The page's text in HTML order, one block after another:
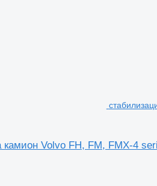
Volvo FH, FM, FMX-4